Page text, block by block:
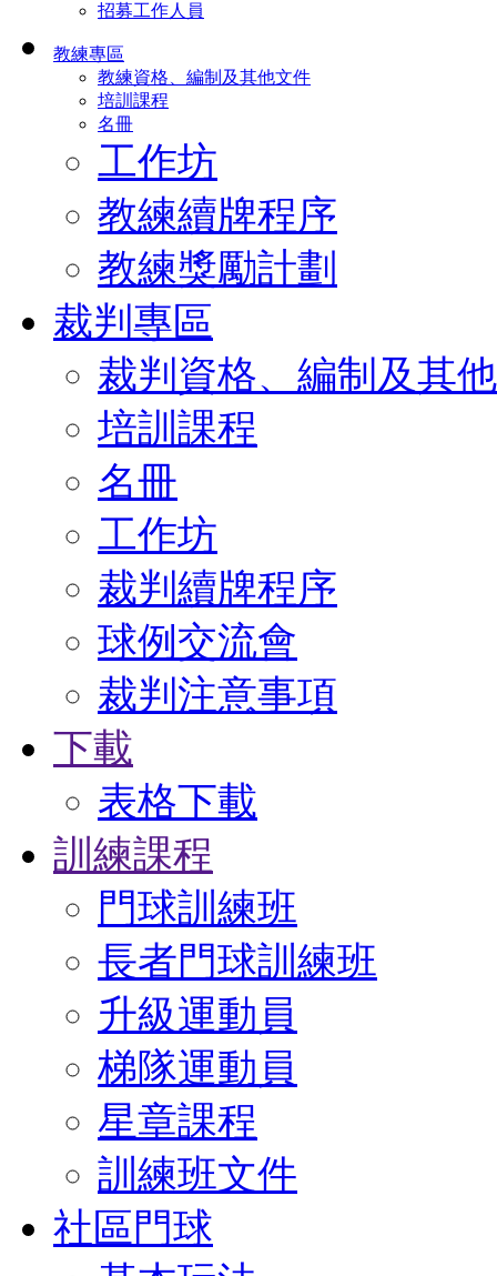
招募工作人員
教練專區
教練資格、編制及其他文件
培訓課程
名冊
工作坊
教練續牌程序
教練獎勵計劃
裁判專區
裁判資格、編制及其
培訓課程
名冊
工作坊
裁判續牌程序
球例交流會
裁判注意事項
下載
表格下載
訓練課程
門球訓練班
長者門球訓練班
升級運動員
梯隊運動員
星章課程
訓練班文件
社區門球